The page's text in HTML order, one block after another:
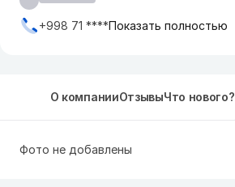
+998 71 ****Показать полностью
О компанииОтзывыЧто нового?
Фото не добавлены